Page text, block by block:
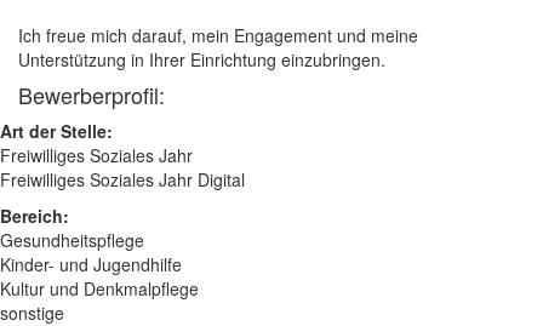
Ich freue mich darauf, mein Engagement und meine
Unterstützung in Ihrer Einrichtung einzubringen.
Bewerberprofil:
Art der Stelle:
Freiwilliges Soziales Jahr
Freiwilliges Soziales Jahr Digital
Bereich:
Gesundheitspflege
Kinder- und Jugendhilfe
Kultur und Denkmalpflege
sonstige